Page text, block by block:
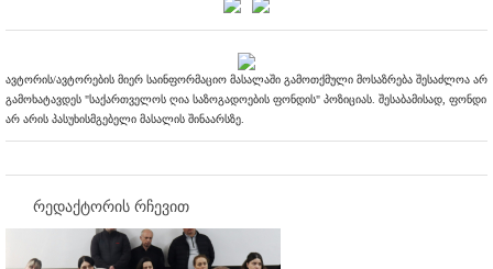
ავტორის/ავტორების მიერ საინფორმაციო მასალაში გამოთქმული მოსაზრება შესაძლოა არ
გამოხატავდეს "საქართველოს ღია საზოგადოების ფონდის" პოზიციას. შესაბამისად, ფონდი
არ არის პასუხისმგებელი მასალის შინაარსზე.
რედაქტორის რჩევით